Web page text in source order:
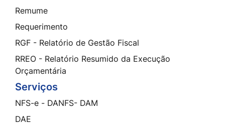
Remume
Requerimento
RGF - Relatório de Gestão Fiscal
RREO - Relatório Resumido da Execução
Orçamentária
Serviços
NFS-e - DANFS- DAM
DAE